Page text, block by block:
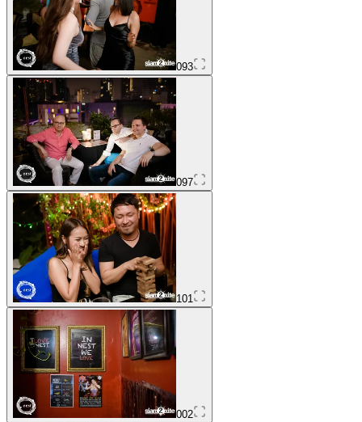
093
097
101
002